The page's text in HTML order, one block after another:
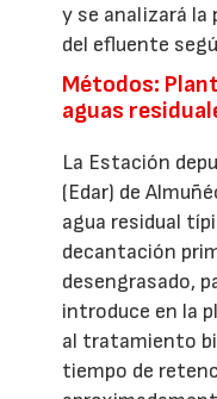
y se analizará
del efluente
Métodos:
aguas
La Estación
(Edar) de
agua residual
decantación
desengrasado,
introduce en la
al tratamiento
tiempo de